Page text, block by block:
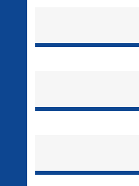
לכל מוצרי היצרן